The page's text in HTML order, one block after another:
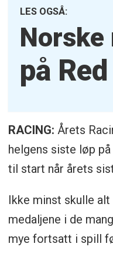
LES OGSÅ:
på
RACING: Årets
helgens siste løp
til start når årets
Ikke minst skulle
medaljene i de
mye fortsatt i spill